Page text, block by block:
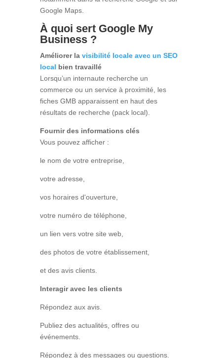
Google Maps.
À quoi sert Google My
Business ?
Améliorer la visibilité locale avec un SEO
local bien travaillé
Lorsqu’un internaute recherche un
commerce ou un service à proximité, les
fiches GMB apparaissent en haut des
résultats de recherche (pack local).
Fournir des informations clés
Vous pouvez afficher :
le nom de votre entreprise,
votre adresse,
vos horaires d'ouverture,
votre numéro de téléphone,
un lien vers votre site web,
des photos de votre établissement,
et des avis clients.
Interagir avec les clients
Répondez aux avis.
Publiez des actualités, offres ou
événements.
Répondez à des messages ou questions.